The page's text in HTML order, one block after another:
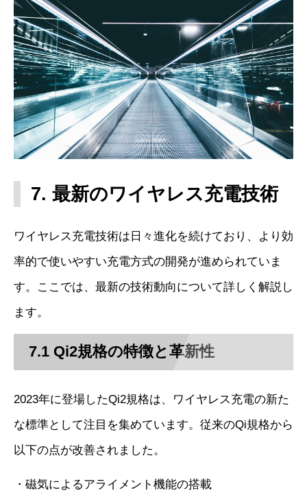
7. 最新のワイヤレス充電技術
ワイヤレス充電技術は日々進化を続けており、より効
率的で使いやすい充電方式の開発が進められていま
す。ここでは、最新の技術動向について詳しく解説し
ます。
7.1 Qi2規格の特徴と革新性
2023年に登場したQi2規格は、ワイヤレス充電の新た
な標準として注目を集めています。従来のQi規格から
以下の点が改善されました。
・磁気によるアライメント機能の搭載